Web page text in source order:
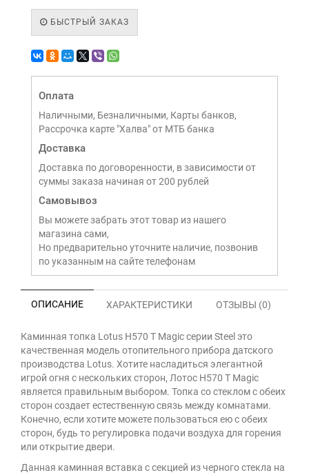
БЫСТРЫЙ ЗАКАЗ
Оплата
Наличными, Безналичными, Карты банков,
Рассрочка карте "Халва" от МТБ банка
Доставка
Доставка по договоренности, в зависимости от
суммы заказа начиная от 200 рублей
Самовывоз
Вы можете забрать этот товар из нашего
магазина сами,
Но предварительно уточните наличие, позвонив
по указанным на сайте телефонам
ОПИСАНИЕ ХАРАКТЕРИСТИКИ ОТЗЫВЫ (0)
Каминная топка Lotus H570 T Magic серии Steel это
качественная модель отопительного прибора датского
производства Lotus. Хотите насладиться элегантной
игрой огня с нескольких сторон, Лотос H570 T Magic
является правильным выбором. Топка со стеклом с обеих
сторон создает естественную связь между комнатами.
Конечно, если хотите можете пользоваться ею с обеих
сторон, будь то регулировка подачи воздуха для горения
или открытие двери.
Данная каминная вставка с секцией из черного стекла на